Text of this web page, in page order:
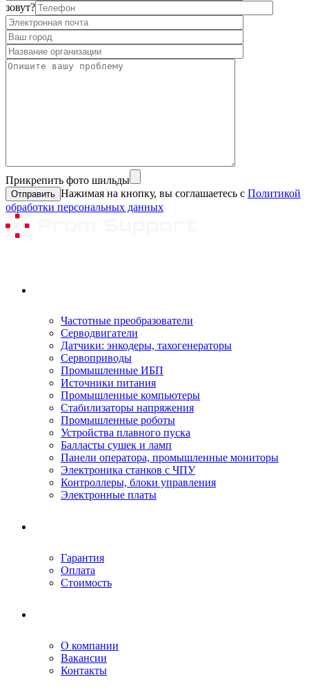
зовут?
Прикрепить фото шильды
Нажимая на кнопку, вы соглашаетесь с Политикой
обработки персональных данных
Частотные преобразователи
Серводвигатели
Датчики: энкодеры, тахогенераторы
Сервоприводы
Промышленные ИБП
Источники питания
Промышленные компьютеры
Стабилизаторы напряжения
Промышленные роботы
Устройства плавного пуска
Балласты сушек и ламп
Панели оператора, промышленные мониторы
Электроника станков с ЧПУ
Контроллеры, блоки управления
Электронные платы
Гарантия
Оплата
Стоимость
О компании
Вакансии
Контакты